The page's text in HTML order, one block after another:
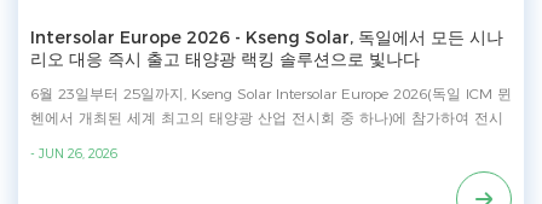
Intersolar Europe 2026 - Kseng Solar, 독일에서 모든 시나
리오 대응 즉시 출고 태양광 랙킹 솔루션으로 빛나다
6월 23일부터 25일까지, Kseng Solar Intersolar Europe 2026(독일 ICM 뮌
헨에서 개최된 세계 최고의 태양광 산업 전시회 중 하나)에 참가하여 전시
포함한 태양광 랙 및 트래킹 솔루션 전 제품군을 선보였습니다. 다양한 제
- JUN 26, 2026